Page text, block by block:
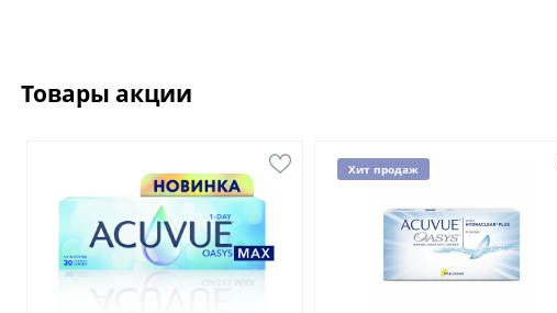
Товары акции
Хит продаж